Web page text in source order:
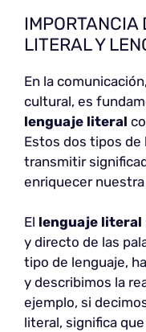
IMPORTANCIA
LITERAL Y
En la
cultural, es
lenguaje literal
Estos dos tipos
transmitir
enriquecer
El lenguaje literal
y directo de las
tipo de lenguaje,
y describimos la
ejemplo, si
literal, significa